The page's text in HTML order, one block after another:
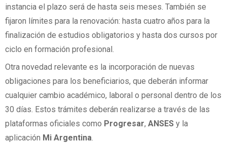
instancia el plazo será de hasta seis meses. También se
fijaron límites para la renovación: hasta cuatro años para la
finalización de estudios obligatorios y hasta dos cursos por
ciclo en formación profesional.
Otra novedad relevante es la incorporación de nuevas
obligaciones para los beneficiarios, que deberán informar
cualquier cambio académico, laboral o personal dentro de los
30 días. Estos trámites deberán realizarse a través de las
plataformas oficiales como Progresar, ANSES y la
aplicación Mi Argentina.